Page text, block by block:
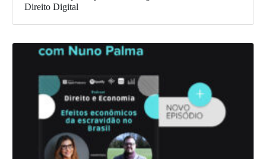
Direito Digital